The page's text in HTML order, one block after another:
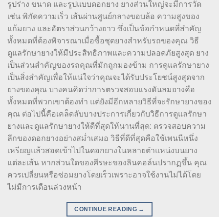
รูปร่าง ขนาด และรูปแบบดอกยาง ยางส่วนใหญ่จะมีการวัด
เช่น พิกัดความเร็ว เส้นผ่านศูนย์กลางขอบล้อ ความสูงของ
แก้มยาง และอัตราส่วนกว้างยาว ซึ่งเป็นข้อกำหนดที่สำคัญ
ทั้งหมดที่ต้องพิจารณาเมื่อซื้อชุดยางสำหรับรถของคุณ วิธี
ดูแลรักษายางให้มีประสิทธิภาพและความปลอดภัยสูงสุด ยาง
เป็นส่วนสำคัญของรถคุณที่มักถูกมองข้าม การดูแลรักษายาง
เป็นสิ่งสำคัญเพื่อให้แน่ใจว่าคุณจะได้รับประโยชน์สูงสุดจาก
ยางของคุณ บางคนคิดว่าการตรวจสอบแรงดันลมยางคือ
ทั้งหมดที่พวกเขาต้องทำ แต่ยังมีอีกหลายวิธีที่จะรักษายางของ
คุณ ต่อไปนี้คือเคล็ดลับบางประการเกี่ยวกับวิธีการดูแลรักษา
ยางและดูแลรักษายางให้ดีที่สุดให้นานที่สุด: ตรวจสอบความ
ลึกของดอกยางอย่างสม่ำเสมอ วิธีที่ดีที่สุดคือใช้เพนนีหนึ่ง
เหรียญแล้วสอดเข้าไปในดอกยางในหลายตำแหน่งบนยาง
แต่ละเส้น หากส่วนใดของศีรษะของลินคอล์นปรากฏขึ้น คุณ
ควรเปลี่ยนหรือซ่อมยางโดยเร็วเพราะอาจใช้งานไม่ได้โดย
ไม่มีการเตือนล่วงหน้า
CONTINUE READING →